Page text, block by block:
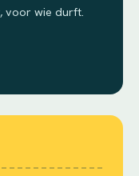
voor wie durft.